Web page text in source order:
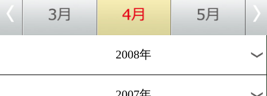
2013年
2012年